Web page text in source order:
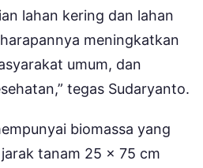
lahan kering dan lahan
meningkatkan
umum, dan
tegas Sudaryanto.
biomassa yang
tanam 25 x 75 cm